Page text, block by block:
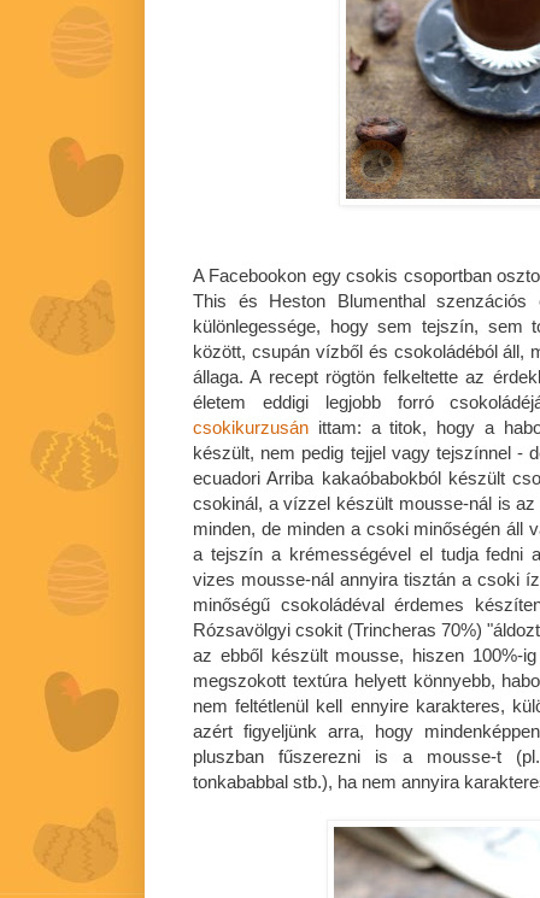
A Facebookon egy csokis csoportban
This és Heston Blumenthal szenzációs
különlegessége, hogy sem tejszín, sem
között, csupán vízből és csokoládéból áll,
állaga. A recept rögtön felkeltette az
életem eddigi legjobb forró
csokikurzusán ittam: a titok, hogy a
készült, nem pedig tejjel vagy tejszínnel -
ecuadori Arriba kakaóbabokból készült
csokinál, a vízzel készült mousse-nál is
minden, de minden a csoki minőségén áll
a tejszín a krémességével el tudja fedni
vizes mousse-nál annyira tisztán a csoki
minőségű csokoládéval érdemes
Rózsavölgyi csokit (Trincheras 70%)
az ebből készült mousse, hiszen 100%-
megszokott textúra helyett könnyebb,
nem feltétlenül kell ennyire karakteres,
azért figyeljünk arra, hogy
pluszban fűszerezni is a mousse-t
tonkababbal stb.), ha nem annyira